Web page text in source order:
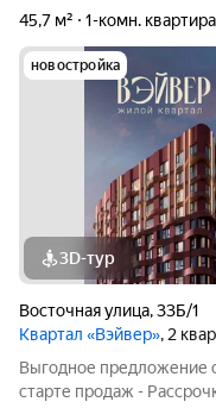
45,7 м²
1-комн. квартира
новостройка
3D-тур
Восточная улица,33Б/1
Квартал «Вэйвер», 2
Выгодное предложение
старте продаж - Рассрочка от 50